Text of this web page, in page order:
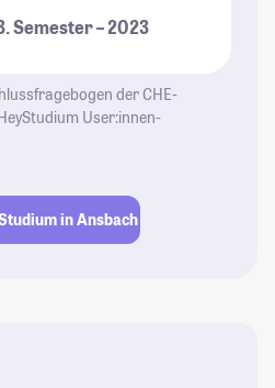
Semester – 2023
der CHE-
User:innen-
in Ansbach